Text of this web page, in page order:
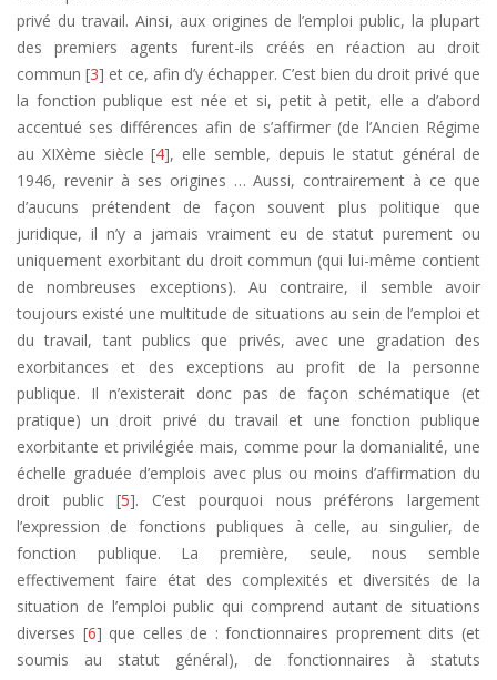
privé du travail. Ainsi, aux origines de l’emploi public, la plupart
des premiers agents furent-ils créés en réaction au droit
commun [3] et ce, afin d’y échapper. C’est bien du droit privé que
la fonction publique est née et si, petit à petit, elle a d’abord
accentué ses différences afin de s’affirmer (de l’Ancien Régime
au XIXème siècle [4], elle semble, depuis le statut général de
1946, revenir à ses origines … Aussi, contrairement à ce que
d’aucuns prétendent de façon souvent plus politique que
juridique, il n’y a jamais vraiment eu de statut purement ou
uniquement exorbitant du droit commun (qui lui-même contient
de nombreuses exceptions). Au contraire, il semble avoir
toujours existé une multitude de situations au sein de l’emploi et
du travail, tant publics que privés, avec une gradation des
exorbitances et des exceptions au profit de la personne
publique. Il n’existerait donc pas de façon schématique (et
pratique) un droit privé du travail et une fonction publique
exorbitante et privilégiée mais, comme pour la domanialité, une
échelle graduée d’emplois avec plus ou moins d’affirmation du
droit public [5]. C’est pourquoi nous préférons largement
l’expression de fonctions publiques à celle, au singulier, de
fonction publique. La première, seule, nous semble
effectivement faire état des complexités et diversités de la
situation de l’emploi public qui comprend autant de situations
diverses [6] que celles de : fonctionnaires proprement dits (et
soumis au statut général), de fonctionnaires à statuts